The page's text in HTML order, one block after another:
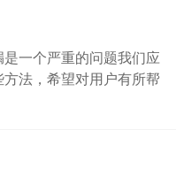
一个严重的问题我们应
法，希望对用户有所帮